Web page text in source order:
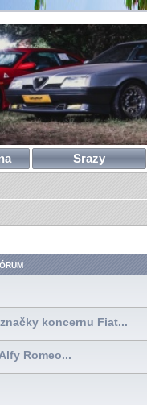
Srazy
koncernu Fiat...
Romeo...